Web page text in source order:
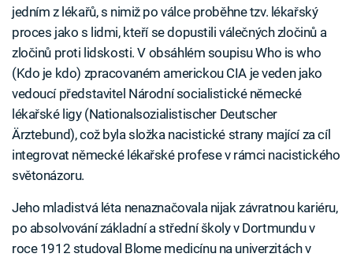
jedním z lékařů, s nimiž po válce proběhne tzv. lékařský
proces jako s lidmi, kteří se dopustili válečných zločinů a
zločinů proti lidskosti. V obsáhlém soupisu Who is who
(Kdo je kdo) zpracovaném americkou CIA je veden jako
vedoucí představitel Národní socialistické německé
lékařské ligy (Nationalsozialistischer Deutscher
Ärztebund), což byla složka nacistické strany mající za cíl
integrovat německé lékařské profese v rámci nacistického
světonázoru.
Jeho mladistvá léta nenaznačovala nijak závratnou kariéru,
po absolvování základní a střední školy v Dortmundu v
roce 1912 studoval Blome medicínu na univerzitách v